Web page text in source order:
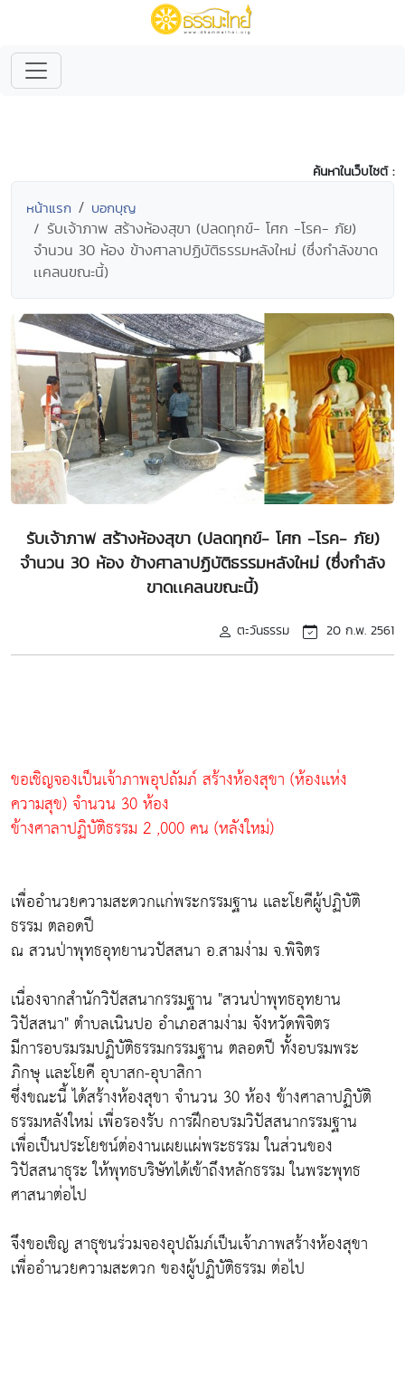
ค้นหาในเว็บไซต์ :
หน้าแรก บอกบุญ
รับเจ้าภาพ สร้างห้องสุขา (ปลดทุกข์- โศก -โรค- ภัย)
จำนวน 30 ห้อง ข้างศาลาปฏิบัติธรรมหลังใหม่ (ซึ่งกำลังขาด
เเคลนขณะนี้)
รับเจ้าภาพ สร้างห้องสุขา (ปลดทุกข์- โศก -โรค- ภัย)
จำนวน 30 ห้อง ข้างศาลาปฏิบัติธรรมหลังใหม่ (ซึ่งกำลัง
ขาดเเคลนขณะนี้)
ตะวันธรรม 20 ก.พ. 2561
ขอเชิญจองเป็นเจ้าภาพอุปถัมภ์ สร้างห้องสุขา (ห้องเเห่ง
ความสุข) จำนวน 30 ห้อง
ข้างศาลาปฏิบัติธรรม 2 ,000 คน (หลังใหม่)
เพื่ออำนวยความสะดวกเเก่พระกรรมฐาน เเละโยคีผู้ปฏิบัติ
ธรรม ตลอดปี
ณ สวนป่าพุทธอุทยานวปัสสนา อ.สามง่าม จ.พิจิตร
เนื่องจากสำนักวิปัสสนากรรมฐาน "สวนป่าพุทธอุทยาน
วิปัสสนา" ตำบลเนินปอ อำเภอสามง่าม จังหวัดพิจิตร
มีการอบรมรมปฏิบัติธรรมกรรมฐาน ตลอดปี ทั้งอบรมพระ
ภิกษุ เเละโยคี อุบาสก-อุบาสิกา
ซึ่งขณะนี้ ได้สร้างห้องสุขา จำนวน 30 ห้อง ข้างศาลาปฏิบัติ
ธรรมหลังใหม่ เพื่อรองรับ การฝึกอบรมวิปัสสนากรรมฐาน
เพื่อเป็นประโยชน์ต่องานเผยเเผ่พระธรรม ในส่วนของ
วิปัสสนาธุระ ให้พุทธบริษัทได้เข้าถึงหลักธรรม ในพระพุทธ
ศาสนาต่อไป
จึงขอเชิญ สาธุชนร่วมจองอุปถัมภ์เป็นเจ้าภาพสร้างห้องสุขา
เพื่ออำนวยความสะดวก ของผู้ปฏิบัติธรรม ต่อไป